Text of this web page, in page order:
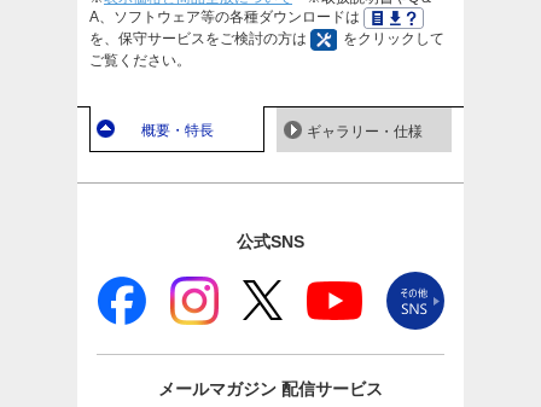
A、ソフトウェア等の各種ダウンロードは
を、保守サービスをご検討の方は
をクリックして
ご覧ください。
概要・特長 ギャラリー・仕様
公式SNS
メールマガジン 配信サービス